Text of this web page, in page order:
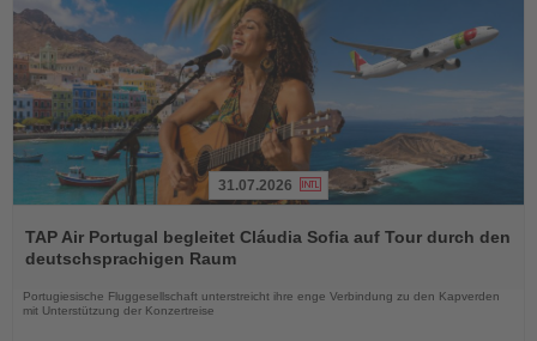
Sie
die
31.07.2026
TAP Air Portugal begleitet Cláudia Sofia auf Tour durch den
deutschsprachigen Raum
Portugiesische Fluggesellschaft unterstreicht ihre enge Verbindung zu den Kapverden
mit Unterstützung der Konzertreise